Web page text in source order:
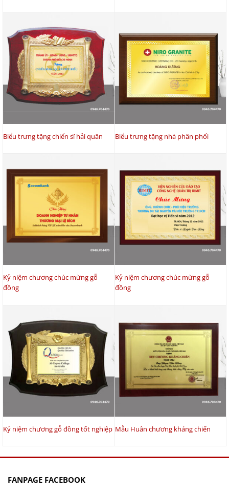
Biểu trưng tặng chiến sĩ hải quân Biểu trưng tặng nhà phân phối
Kỷ niệm chương chúc mừng gỗ
đồng
Kỷ niệm chương chúc mừng gỗ
đồng
Kỷ niệm chương gỗ đồng tốt nghiệp Mẫu Huân chương kháng chiến
FANPAGE FACEBOOK